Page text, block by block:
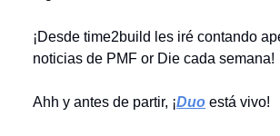
¡Desde time2build les iré contando
noticias de PMF or Die cada semana!
Ahh y antes de partir, ¡Duo está vivo!